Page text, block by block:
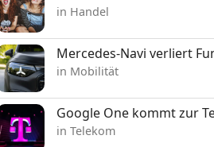
in Handel
Mercedes-Navi verliert
in Mobilität
Google One kommt zur
in Telekom